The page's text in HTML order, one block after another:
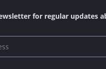
for regular updates